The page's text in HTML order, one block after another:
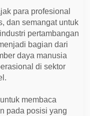
para profesional
dan semangat untuk
pertambangan
bagian dari
daya manusia
di sektor
membaca
pada posisi yang